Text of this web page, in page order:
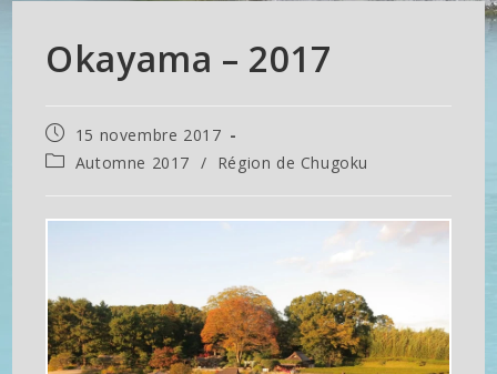
Okayama – 2017
Publication
publiée :
15 novembre 2017
PostAutomne 2017 / Région de Chugoku